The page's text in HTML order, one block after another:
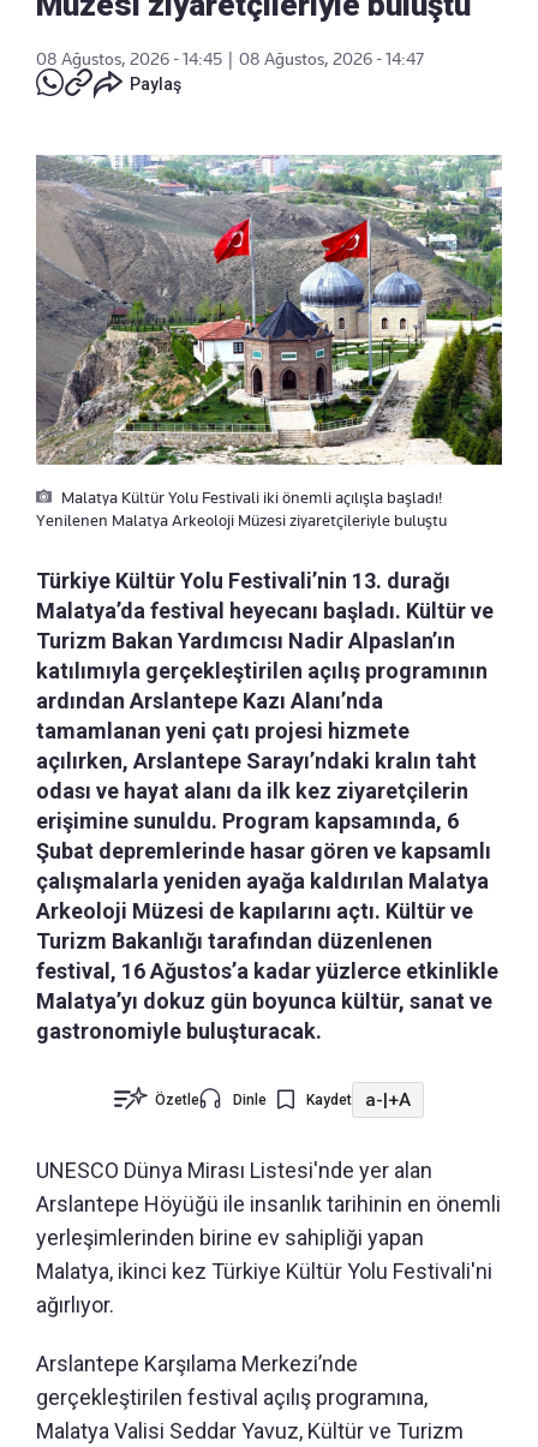
08 Ağustos, 2026 - 14:45
08 Ağustos, 2026 - 14:47
Paylaş
Malatya Kültür Yolu Festivali iki önemli açılışla başladı!
Yenilenen Malatya Arkeoloji Müzesi ziyaretçileriyle buluştu
Türkiye Kültür Yolu Festivali’nin 13. durağı
Malatya’da festival heyecanı başladı. Kültür ve
Turizm Bakan Yardımcısı Nadir Alpaslan’ın
katılımıyla gerçekleştirilen açılış programının
ardından Arslantepe Kazı Alanı’nda
tamamlanan yeni çatı projesi hizmete
açılırken, Arslantepe Sarayı’ndaki kralın taht
odası ve hayat alanı da ilk kez ziyaretçilerin
erişimine sunuldu. Program kapsamında, 6
Şubat depremlerinde hasar gören ve kapsamlı
çalışmalarla yeniden ayağa kaldırılan Malatya
Arkeoloji Müzesi de kapılarını açtı. Kültür ve
Turizm Bakanlığı tarafından düzenlenen
festival, 16 Ağustos’a kadar yüzlerce etkinlikle
Malatya’yı dokuz gün boyunca kültür, sanat ve
gastronomiyle buluşturacak.
Özetle Dinle Kaydet a-|+A
UNESCO Dünya Mirası Listesi'nde yer alan
Arslantepe Höyüğü ile insanlık tarihinin en önemli
yerleşimlerinden birine ev sahipliği yapan
Malatya, ikinci kez Türkiye Kültür Yolu Festivali'ni
ağırlıyor.
Arslantepe Karşılama Merkezi’nde
gerçekleştirilen festival açılış programına,
Malatya Valisi Seddar Yavuz, Kültür ve Turizm